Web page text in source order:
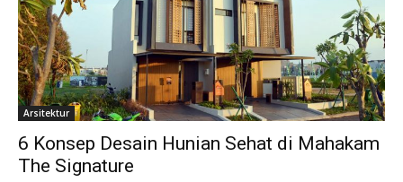
Arsitektur
6 Konsep Desain Hunian Sehat di Mahakam
The Signature